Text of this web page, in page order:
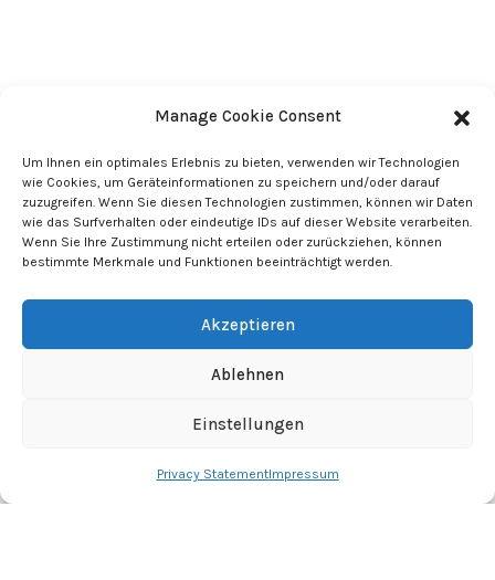
Manage Cookie Consent
Um Ihnen ein optimales Erlebnis zu bieten, verwenden wir Technologien
wie Cookies, um Geräteinformationen zu speichern und/oder darauf
zuzugreifen. Wenn Sie diesen Technologien zustimmen, können wir Daten
wie das Surfverhalten oder eindeutige IDs auf dieser Website verarbeiten.
Wenn Sie Ihre Zustimmung nicht erteilen oder zurückziehen, können
bestimmte Merkmale und Funktionen beeinträchtigt werden.
Akzeptieren
Ablehnen
Einstellungen
Privacy StatementImpressum